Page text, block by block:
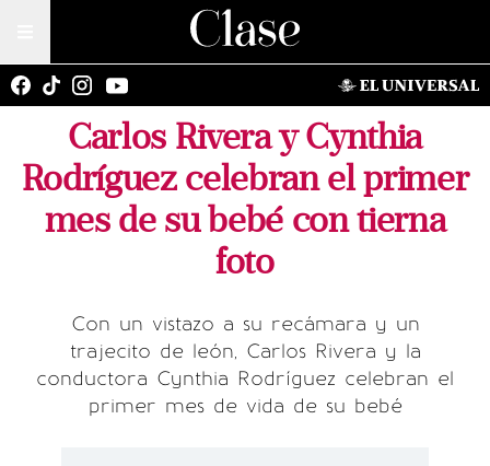
Carlos Rivera y Cynthia
Rodríguez celebran el primer
mes de su bebé con tierna
foto
Con un vistazo a su recámara y un
trajecito de león, Carlos Rivera y la
conductora Cynthia Rodríguez celebran el
primer mes de vida de su bebé